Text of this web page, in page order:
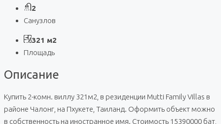
2
Санузлов
321 м2
Площадь
Описание
Купить 2-комн. виллу 321м2, в резиденции Mutti Family Villas в
районе Чалонг, на Пхукете, Таиланд. Оформить объект можно
в собственность на иностранное имя. Стоимость 15390000 бат,